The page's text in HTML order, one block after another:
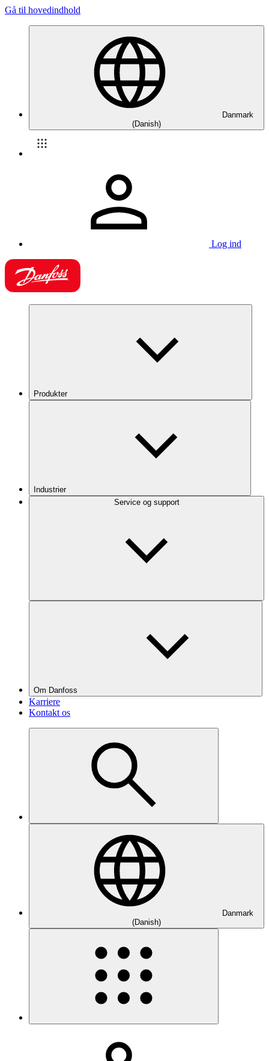
Gå til hovedindhold
Danmark
(Danish)
Log ind
Produkter
Industrier
Service og support
Om Danfoss
Karriere
Kontakt os
Danmark
(Danish)